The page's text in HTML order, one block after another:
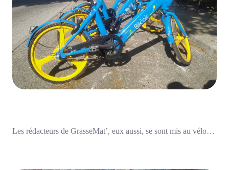
Les rédacteurs de GrasseMat’, eux aussi, se sont mis au vélo…